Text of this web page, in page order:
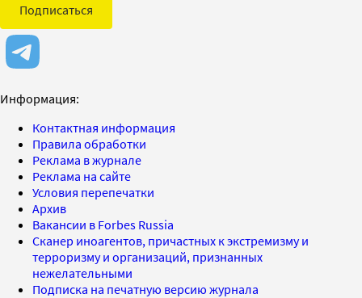
Подписаться
Информация:
Контактная информация
Правила обработки
Реклама в журнале
Реклама на сайте
Условия перепечатки
Архив
Вакансии в Forbes Russia
Сканер иноагентов, причастных к экстремизму и
терроризму и организаций, признанных
нежелательными
Подписка на печатную версию журнала